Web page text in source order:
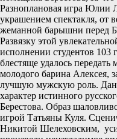
Разноплановая игра Юлии
украшением спектакля, от
жеманной барышни перед
Развязку этой
исполнении студентов
блестяще удалось
молодого барина Алексея,
лучшую мужскую роль.
характер истинного
Берестова. Образ
игрой Татьяны Куля.
Никитой Шелеховским,